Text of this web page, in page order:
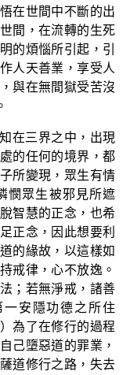
在世間中不斷的出
間，在流轉的生死
的煩惱所引起，引
人天善業，享受人
與在無間獄受苦沒
在三界之中，出現
的任何的境界，都
所變現，眾生有情
憫眾生被邪見所遮
智慧的正念，也希
正念，因此想要利
的緣故，以這樣如
戒律，心不放逸。
；若無淨戒，諸善
安隱功德之所住
為了在修行的過程
己墮惡道的罪業，
道修行之路，失去